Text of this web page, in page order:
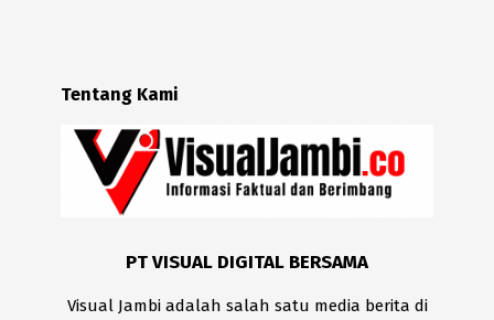
Tentang Kami
PT VISUAL DIGITAL BERSAMA
Visual Jambi adalah salah satu media berita di